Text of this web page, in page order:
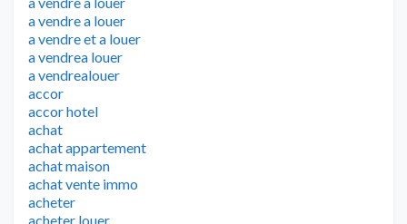
a vendre a louer
a vendre et a louer
a vendrea louer
a vendrealouer
accor
accor hotel
achat
achat appartement
achat maison
achat vente immo
acheter
acheter louer